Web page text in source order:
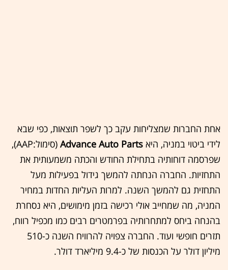
אחת החברות שמצליחות עקב כך לשפר תוצאות, כפי שבא
לידי ביטוי במניה, היא Advance Auto Parts
(סימול:AAP),
שפרסמה דוחותיה בתחילת החודש והכתה משמעותית את
התחזיות. החברה הנחתה להמשך גידול בפעילות מעל
התחזית גם להמשך השנה. למרות העליות החדות במחיר
המניה, מה שמחייב אולי רכישה בזמן מימושים, היא נסחרת
בהנחה ביחס למתחרותיה בפרמטרים רבים כמו מכפיל רווח,
תזרים חופשי ועוד. החברה צפויה להרוויח השנה כ-510
מיליון דולר על הכנסות של כ-9.4 מיליארד דולר.